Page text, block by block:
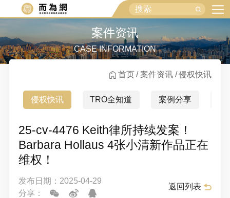
案件资讯
CASE INFORMATION
首页 案件资讯 侵权快讯
侵权快讯 TRO全知道 案例分享
25-cv-4476 Keith律所持续发案！
Barbara Hollaus 4张小清新作品正在
维权！
发布日期：2025-04-29
分享：
返回列表